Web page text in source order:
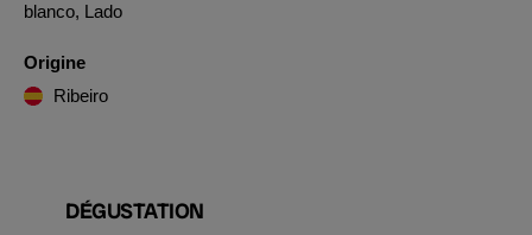
blanco, Lado
Origine
Ribeiro
DÉGUSTATION